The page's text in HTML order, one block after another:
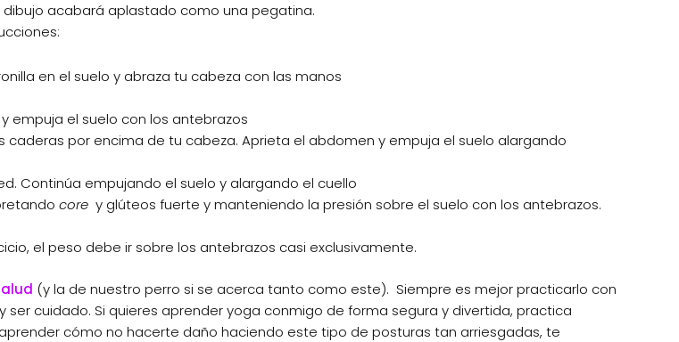
acabará aplastado como una pegatina.
en el suelo y abraza tu cabeza con las manos
empuja el suelo con los antebrazos
por encima de tu cabeza. Aprieta el abdomen y empuja el suelo alargando
Continúa empujando el suelo y alargando el cuello
core y glúteos fuerte y manteniendo la presión sobre el suelo con los antebrazos.
el peso debe ir sobre los antebrazos casi exclusivamente.
(y la de nuestro perro si se acerca tanto como este). Siempre es mejor practicarlo con
cuidado. Si quieres aprender yoga conmigo de forma segura y divertida, practica
aprender cómo no hacerte daño haciendo este tipo de posturas tan arriesgadas, te